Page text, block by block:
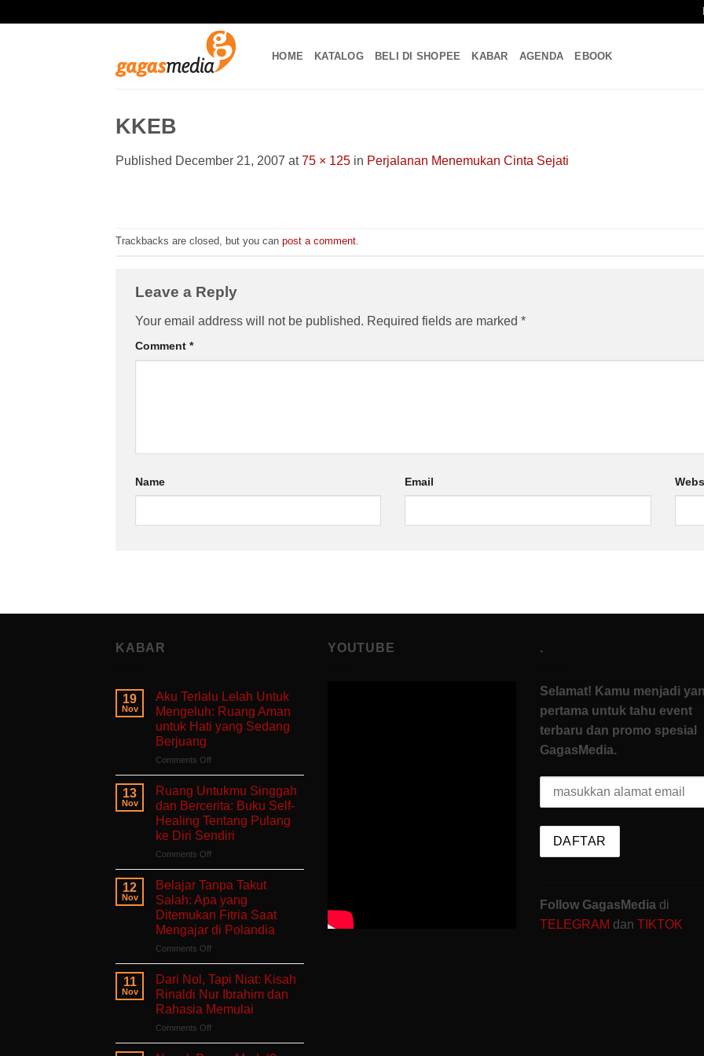
HOME KATALOG BELI DI SHOPEE KABAR AGENDA EBOOK
KKEB
Published December 21, 2007 at75 × 125 in Perjalanan Menemukan Cinta Sejati
Trackbacks are closed, but you can post a comment
Leave a Reply
Your email address will not be published. Required fields are marked *
Comment *
Name Email
KABAR
19
Nov
Aku Terlalu Lelah Untuk
Mengeluh: Ruang Aman
untuk Hati yang Sedang
Berjuang
Comments Offon
Terlalu
Lelah
Untuk
Mengeluh:
Ruang
Aman
yang
Sedang
Berjuang
13
Nov
Ruang Untukmu Singgah
dan Bercerita: Buku Self-
Healing Tentang Pulang
ke Diri Sendiri
Comments Offon
Untukmu
Singgah
dan
Bercerita:
Buku
Self-
Tentang
Pulang
ke
Diri
Sendiri
12
Nov
Belajar Tanpa Takut
Salah: Apa yang
Ditemukan Fitria Saat
Mengajar di Polandia
Comments Offon
Tanpa
Takut
Salah:
Apa
yang
Ditemukan
11
Nov
Dari Nol, Tapi Niat: Kisah
Rinaldi Nur Ibrahim dan
Rahasia Memulai
Comments Offon
YOUTUBE .
Selamat! Kamu menjadi
pertama untuk tahu event
terbaru dan promo spesial
GagasMedia.
Follow GagasMedia di
TELEGRAM dan TIKTOK